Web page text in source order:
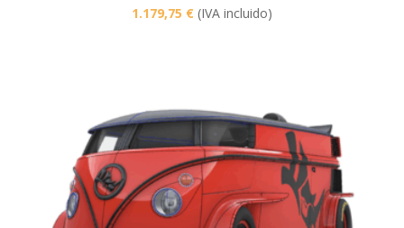
1.179,75 € (IVA incluido)